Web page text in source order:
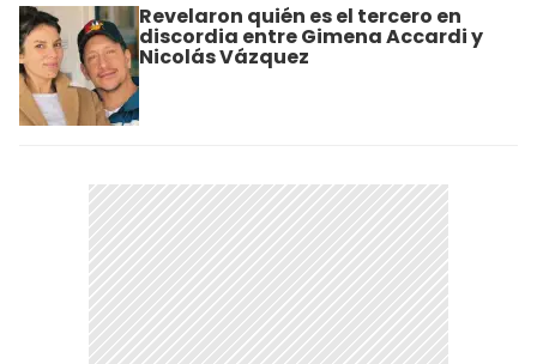
Revelaron quién es el tercero en
discordia entre Gimena Accardi y
Nicolás Vázquez